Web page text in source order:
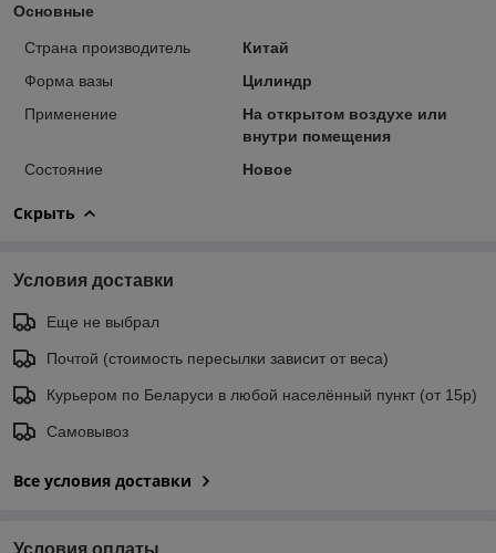
Основные
Страна производитель
Китай
Форма вазы
Цилиндр
Применение
На открытом воздухе или
внутри помещения
Состояние
Новое
Скрыть
Условия доставки
Еще не выбрал
Почтой (стоимость пересылки зависит от веса)
Курьером по Беларуси в любой населённый пункт (от 15р)
Самовывоз
Все условия доставки
Условия оплаты